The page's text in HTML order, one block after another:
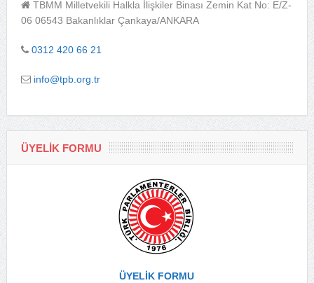
TBMM Milletvekili Halkla İlişkiler Binası Zemin Kat No: E/Z-
06 06543 Bakanlıklar Çankaya/ANKARA
0312 420 66 21
info@tpb.org.tr
ÜYELİK FORMU
ÜYELİK FORMU